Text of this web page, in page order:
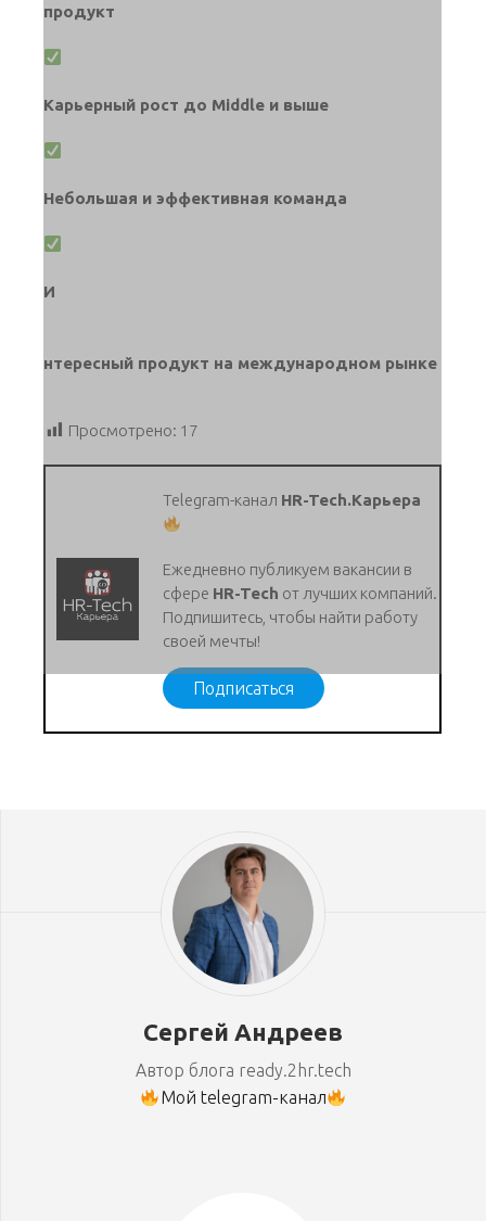
продукт
Карьерный рост до Middle и выше
Небольшая и эффективная команда
И
нтересный продукт на международном рынке
Просмотрено: 17
Telegram-канал HR-Tech.Карьера
Ежедневно публикуем вакансии в
сфере HR-Tech от лучших компаний.
Подпишитесь, чтобы найти работу
своей мечты!
Подписаться
Сергей Андреев
Автор блога ready.2hr.tech
Мой telegram-канал